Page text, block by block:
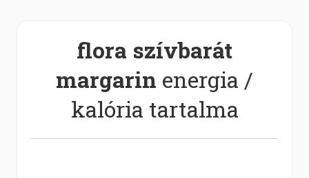
flora szívbarát
margarin energia /
kalória tartalma